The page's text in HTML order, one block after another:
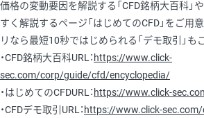
価格の変動要因を解説する「CFD銘柄大百科」
すく解説するページ「はじめてのCFD」をご用
リなら最短10秒ではじめられる「デモ取引」も
・CFD銘柄大百科URL： https://www.click-
sec.com/corp/guide/cfd/encyclopedia/
・はじめてのCFDURL： https://www.click-
・CFDデモ取引URL： https://www.click-